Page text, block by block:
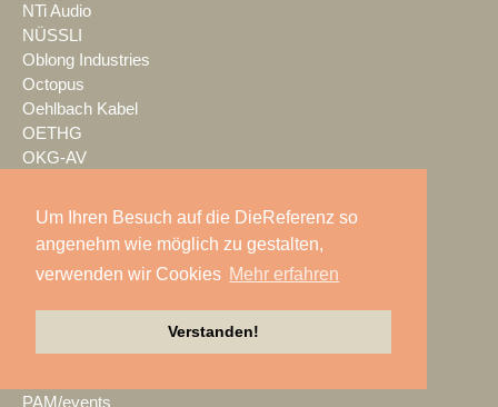
Um Ihren Besuch auf die DieReferenz so
angenehm wie möglich zu gestalten,
verwenden wir Cookies Mehr erfahren
Verstanden!
NTi Audio
NÜSSLI
Oblong Industries
Octopus
Oehlbach Kabel
OETHG
OKG-AV
Optimahl Catering
ORANGE PRODUCTION DG
OS-VT
P2 Veranstaltungstechnik
PA-Line
PAM/events